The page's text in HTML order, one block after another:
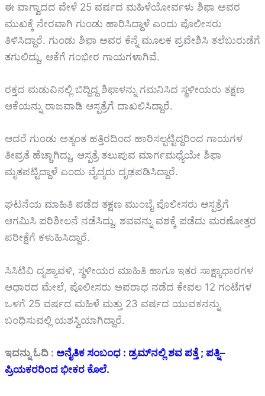
ಈ ವಾಗ್ವಾದದ ವೇಳೆ 25 ವರ್ಷದ ಮಹಿಳೆಯೋರ್ವಳು ಶಿಫಾ ಅವರ
ಮುಖಕ್ಕೆ ನೇರವಾಗಿ ಗುಂಡು ಹಾರಿಸಿದ್ದಾಳೆ ಎಂದು ಪೊಲೀಸರು
ತಿಳಿಸಿದ್ದಾರೆ. ಗುಂಡು ಶಿಫಾ ಅವರ ಕೆನ್ನೆ ಮೂಲಕ ಪ್ರವೇಶಿಸಿ ತಲೆಬುರುಡೆಗೆ
ತಗುಲಿದ್ದು, ಆಕೆಗೆ ಗಂಭೀರ ಗಾಯಗಳಾಗಿವೆ.
ರಕ್ತದ ಮಡುವಿನಲ್ಲಿ ಬಿದ್ದಿದ್ದ ಶಿಫಾಳನ್ನು ಗಮನಿಸಿದ ಸ್ಥಳೀಯರು ತಕ್ಷಣ
ಆಕೆಯನ್ನು ರಾಜವಾಡಿ ಆಸ್ಪತ್ರೆಗೆ ದಾಖಲಿಸಿದ್ದಾರೆ.
ಆದರೆ ಗುಂಡು ಅತ್ಯಂತ ಹತ್ತಿರದಿಂದ ಹಾರಿಸಲ್ಪಟ್ಟಿದ್ದರಿಂದ ಗಾಯಗಳ
ತೀವ್ರತೆ ಹೆಚ್ಚಾಗಿದ್ದು, ಆಸ್ಪತ್ರೆ ತಲುಪುವ ಮಾರ್ಗಮಧ್ಯೆಯೇ ಶಿಫಾ
ಮೃತಪಟ್ಟಿದ್ದಾಳೆ ಎಂದು ವೈದ್ಯರು ದೃಢಪಡಿಸಿದ್ದಾರೆ.
ಘಟನೆಯ ಮಾಹಿತಿ ಪಡೆದ ತಕ್ಷಣ ಮುಂಬೈ ಪೊಲೀಸರು ಆಸ್ಪತ್ರೆಗೆ
ಆಗಮಿಸಿ ಪರಿಶೀಲನೆ ನಡೆಸಿದ್ದು, ಶವವನ್ನು ವಶಕ್ಕೆ ಪಡೆದು ಮರಣೋತ್ತರ
ಪರೀಕ್ಷೆಗೆ ಕಳುಹಿಸಿದ್ದಾರೆ.
ಸಿಸಿಟಿವಿ ದೃಶ್ಯಾವಳಿ, ಸ್ಥಳೀಯರ ಮಾಹಿತಿ ಹಾಗೂ ಇತರ ಸಾಕ್ಷ್ಯಾಧಾರಗಳ
ಆಧಾರದ ಮೇಲೆ, ಪೊಲೀಸರು ಅಪರಾಧ ನಡೆದ ಕೇವಲ 12 ಗಂಟೆಗಳ
ಒಳಗೆ 25 ವರ್ಷದ ಮಹಿಳೆ ಮತ್ತು 23 ವರ್ಷದ ಯುವಕನನ್ನು
ಬಂಧಿಸುವಲ್ಲಿ ಯಶಸ್ವಿಯಾಗಿದ್ದಾರೆ.
ಇದನ್ನು ಓದಿ : ಅನೈತಿಕ ಸಂಬಂಧ : ಡ್ರಮ್‌ನಲ್ಲಿ ಶವ ಪತ್ತೆ ; ಪತ್ನಿ–
ಪ್ರಿಯಕರರಿಂದ ಭೀಕರ ಕೊಲೆ.